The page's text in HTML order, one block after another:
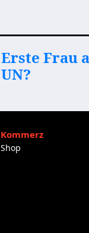
Erste Frau
UN?
Kommerz
Shop